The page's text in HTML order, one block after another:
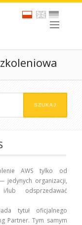
AWS tylko od
jedynych organizacji,
odsprzedawać
tytuł oficjalnego
Partner. Tym samym